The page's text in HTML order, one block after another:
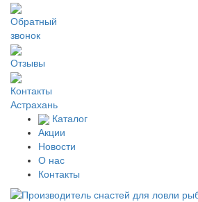
Обратный
звонок
Отзывы
Контакты
Астрахань
Каталог
Акции
Новости
О нас
Контакты